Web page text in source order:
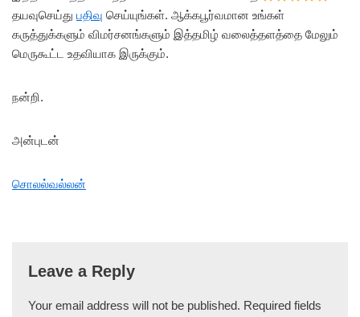
தயவுசெய்து பதிவு செய்யுங்கள். ஆக்கபூர்வமான உங்கள்
கருத்துக்களும் விமர்சனங்களும் இத்தமிழ் வலைத்தளத்தை மேலும்
மெருகூட்ட உதவியாக இருக்கும்.
நன்றி.
அன்புடன்
சொலல்வல்லன்
Leave a Reply
Your email address will not be published. Required fields